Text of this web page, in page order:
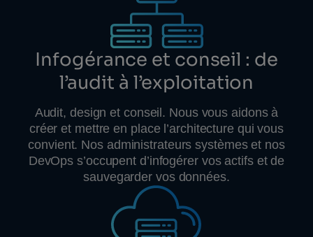
Infogérance et conseil : de
l’audit à l’exploitation
Audit, design et conseil. Nous vous aidons à
créer et mettre en place l’architecture qui vous
convient. Nos administrateurs systèmes et nos
DevOps s’occupent d’infogérer vos actifs et de
sauvegarder vos données.